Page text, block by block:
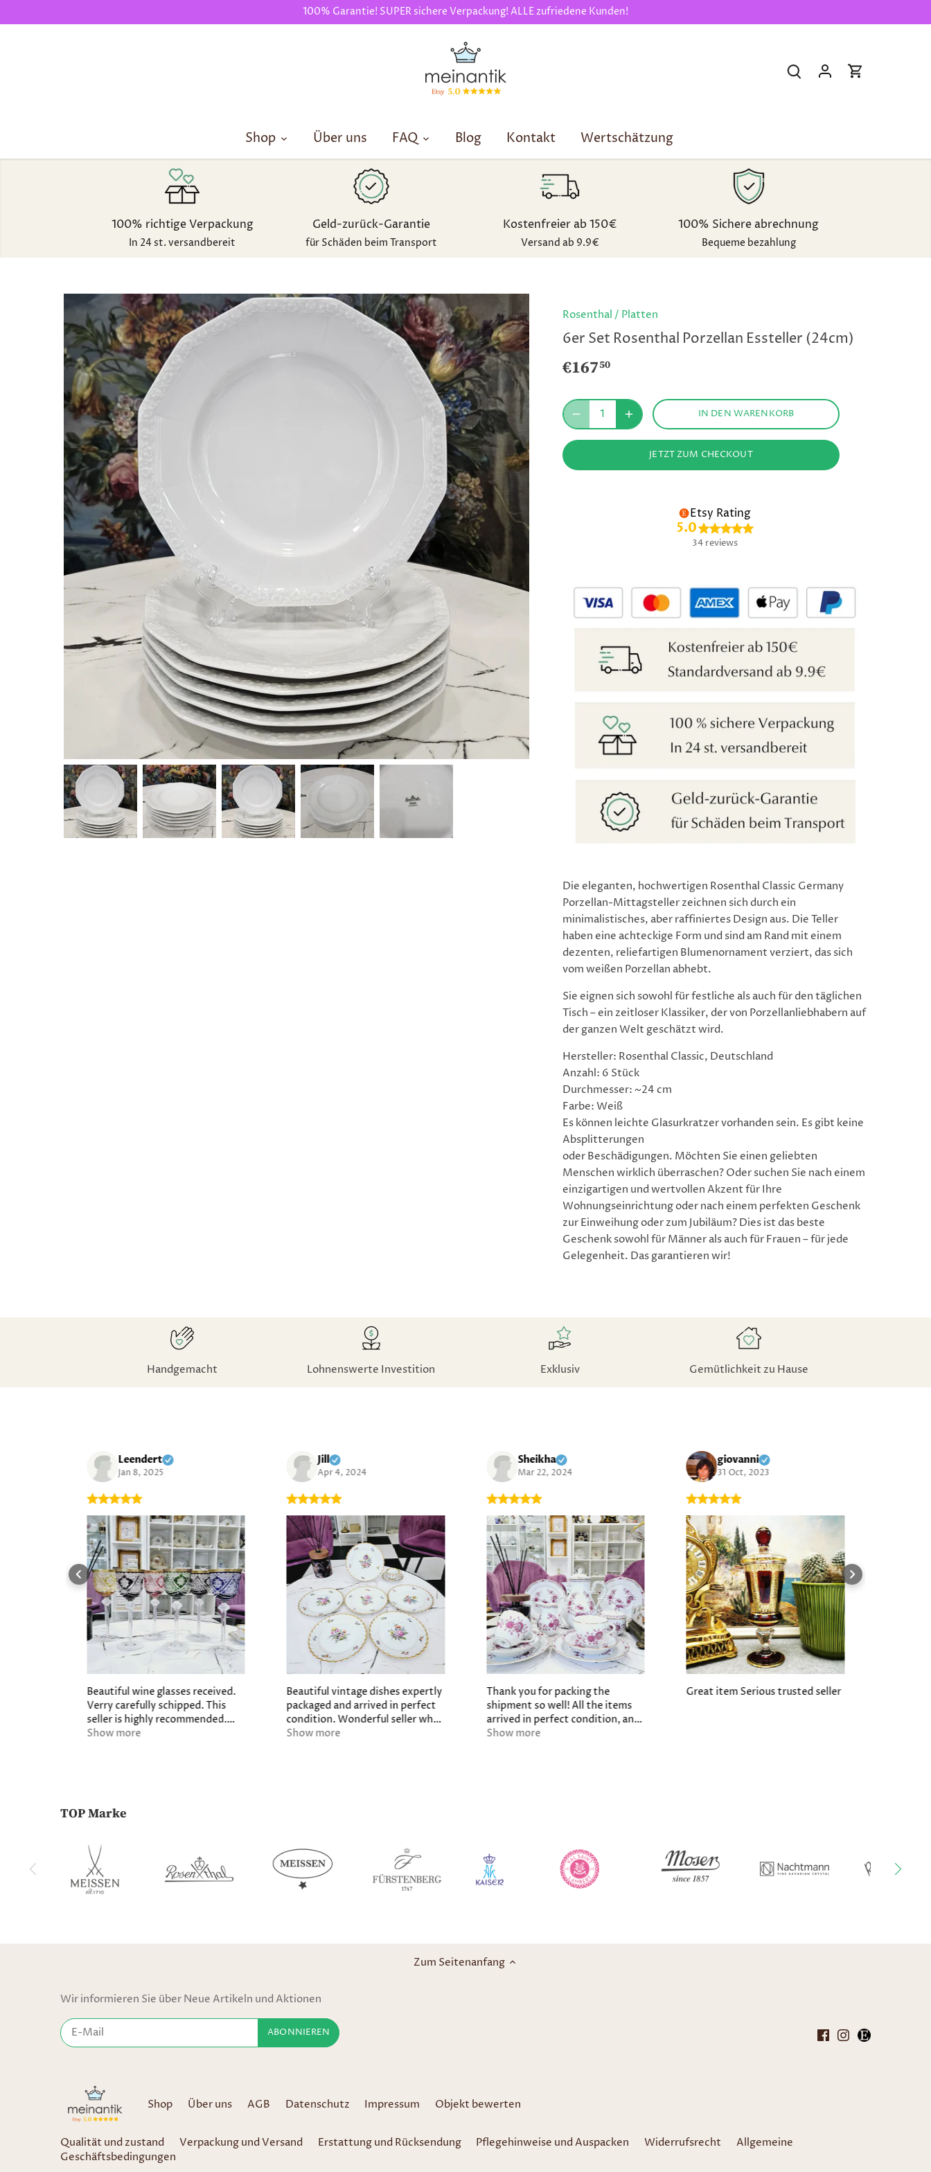
zum
100% Garantie! SUPER sichere Verpackung! ALLE zufriedene Kunden!
Shop Über uns FAQ Blog Kontakt Wertschätzung
100% richtige Verpackung
In 24 st. versandbereit
Geld-zurück-Garantie
für Schäden beim Transport
Kostenfreier ab 150€
Versand ab 9.9€
100% Sichere abrechnung
Bequeme bezahlung
Rosenthal / Platten
6er Set Rosenthal Porzellan Essteller (24cm)
€16750
IN DEN WARENKORB
JETZT ZUM CHECKOUT
Etsy Rating
5.0
34 reviews
Die eleganten, hochwertigen Rosenthal Classic Germany
Porzellan-Mittagsteller zeichnen sich durch ein
minimalistisches, aber raffiniertes Design aus. Die Teller
haben eine achteckige Form und sind am Rand mit einem
dezenten, reliefartigen Blumenornament verziert, das sich
vom weißen Porzellan abhebt.
Sie eignen sich sowohl für festliche als auch für den täglichen
Tisch – ein zeitloser Klassiker, der von Porzellanliebhabern auf
der ganzen Welt geschätzt wird.
Hersteller: Rosenthal Classic, Deutschland
Anzahl: 6 Stück
Durchmesser: ~24 cm
Farbe: Weiß
Es können leichte Glasurkratzer vorhanden sein. Es gibt keine
Absplitterungen
oder Beschädigungen. Möchten Sie einen geliebten
Menschen wirklich überraschen? Oder suchen Sie nach einem
einzigartigen und wertvollen Akzent für Ihre
Wohnungseinrichtung oder nach einem perfekten Geschenk
zur Einweihung oder zum Jubiläum? Dies ist das beste
Geschenk sowohl für Männer als auch für Frauen – für jede
Gelegenheit. Das garantieren wir!
Handgemacht Lohnenswerte Investition Exklusiv Gemütlichkeit zu Hause
Leendert
Jan 8, 2025
Beautiful wine glasses received.
Verry carefully schipped. This
seller is highly recommended.
Leendert Huizer The
Show more
Jill
Apr 4, 2024
Beautiful vintage dishes expertly
packaged and arrived in perfect
condition. Wonderful seller who I
would buy from again in a
Show more
Sheikha
Mar 22, 2024
Thank you for packing the
shipment so well! All the items
arrived in perfect condition, and
I must say, the quality exceeded
Show more
giovanni
31 Oct, 2023
Great item Serious trusted seller
TOP Marke
Zum Seitenanfang
Wir informieren Sie über Neue Artikeln und Aktionen
Shop Über uns AGB Datenschutz Impressum Objekt bewerten
Qualität und zustand Verpackung und Versand Erstattung und Rücksendung Pflegehinweise und Auspacken Widerrufsrecht
Allgemeine
Geschäftsbedingungen